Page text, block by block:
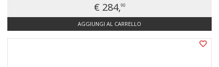
€ 284,90
AGGIUNGI AL CARRELLO